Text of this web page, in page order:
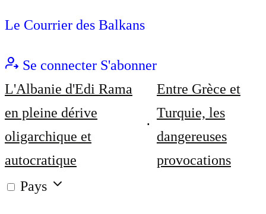
Le Courrier des Balkans
Se connecter S'abonner
L'Albanie d'Edi Rama
en pleine dérive
oligarchique et
autocratique
Entre Grèce et
Turquie, les
dangereuses
provocations
Pays